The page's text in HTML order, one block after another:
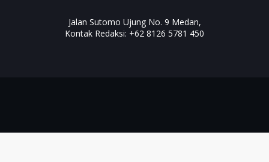
Jalan Sutomo Ujung No. 9 Medan,
Kontak Redaksi: +62 8126 5781 450
BISNIS